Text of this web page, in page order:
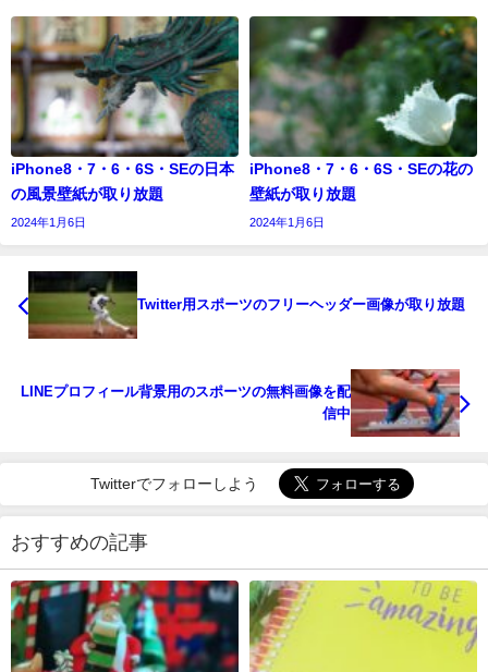
iPhone8・7・6・6S・SEの日本
の風景壁紙が取り放題
2024年1月6日
iPhone8・7・6・6S・SEの花の
壁紙が取り放題
2024年1月6日
Twitter用スポーツのフリーヘッダー画像が取り放題
LINEプロフィール背景用のスポーツの無料画像を配
信中
Twitterでフォローしよう
おすすめの記事